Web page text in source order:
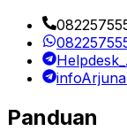
Panduan